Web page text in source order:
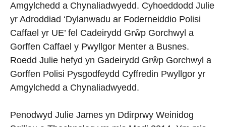
Amgylchedd a Chynaliadwyedd. Cyhoeddodd Julie
yr Adroddiad ‘Dylanwadu ar Foderneiddio Polisi
Caffael yr UE’ fel Cadeirydd Grŵp Gorchwyl a
Gorffen Caffael y Pwyllgor Menter a Busnes.
Roedd Julie hefyd yn Gadeirydd Grŵp Gorchwyl a
Gorffen Polisi Pysgodfeydd Cyffredin Pwyllgor yr
Amgylchedd a Chynaliadwyedd.
Penodwyd Julie James yn Ddirprwy Weinidog